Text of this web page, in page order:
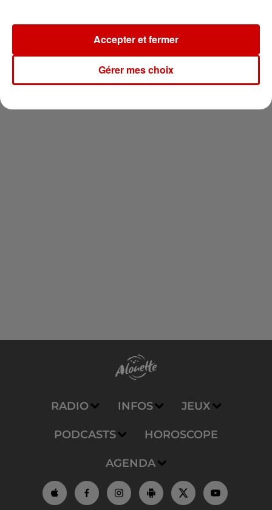
Newsletter
RADIO INFOS JEUX
PODCASTS HOROSCOPE
AGENDA
Gérer mes choix
Accepter et fermer